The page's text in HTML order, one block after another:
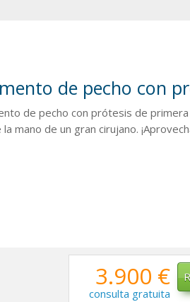
de pecho con
de pecho con prótesis de
la mano de un gran cirujano.
3.900 €
consulta gratuita